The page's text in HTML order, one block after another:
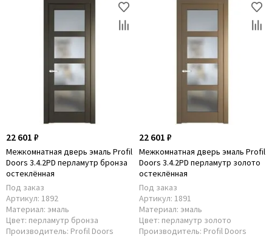
22 601 ₽
Межкомнатная дверь эмаль Profil
Doors 3.4.2PD перламутр бронза
остеклённая
Под заказ
Артикул: 1892
Материал: эмаль
Цвет: перламутр бронза
Производитель: Profil Doors
22 601 ₽
Межкомнатная дверь эмаль Profil
Doors 3.4.2PD перламутр золото
остеклённая
Под заказ
Артикул: 1891
Материал: эмаль
Цвет: перламутр золото
Производитель: Profil Doors